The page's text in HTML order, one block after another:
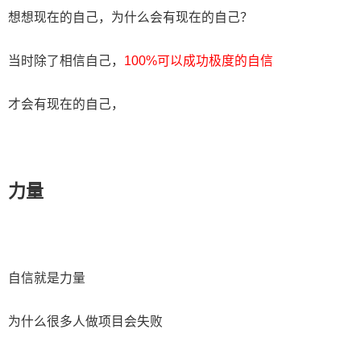
想想现在的自己，为什么会有现在的自己？
当时除了相信自己， 100%可以成功极度的自信
才会有现在的自己，
力量
自信就是力量
为什么很多人做项目会失败